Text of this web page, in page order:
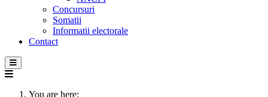
Concursuri
Somatii
Informatii electorale
Contact
You are here: